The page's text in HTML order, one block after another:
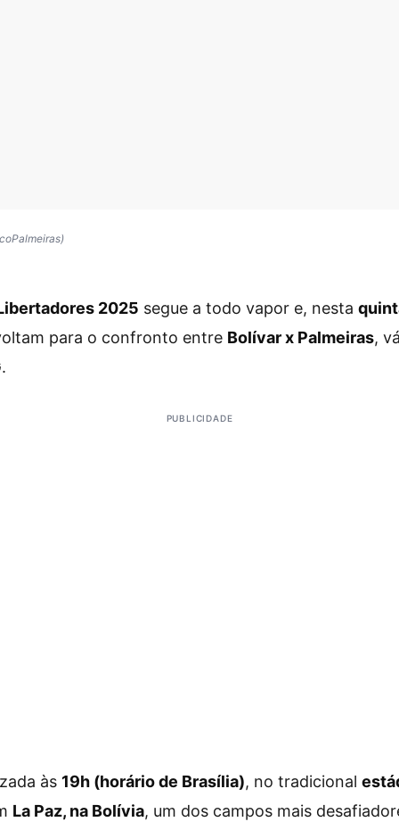
2025 segue a todo vapor e, nesta
para o confronto entre Bolívar x Palmeiras,
.
PUBLICIDADE
às 19h (horário de Brasília), no tradicional
La Paz, na Bolívia, um dos campos mais